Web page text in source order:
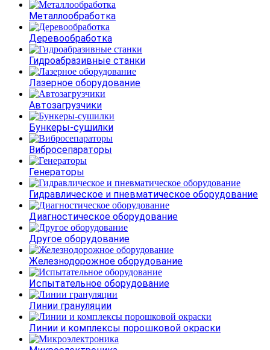
Металлообработка
Деревообработка
Гидроабразивные станки
Лазерное оборудование
Автозагрузчики
Бункеры-сушилки
Вибросепараторы
Генераторы
Гидравлическое и пневматическое оборудование
Диагностическое оборудование
Другое оборудование
Железнодорожное оборудование
Испытательное оборудование
Линии грануляции
Линии и комплексы порошковой окраски